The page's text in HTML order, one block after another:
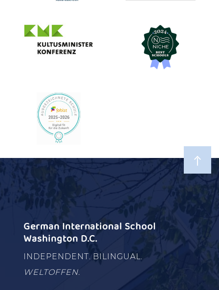
German International School
Washington D.C.
INDEPENDENT. BILINGUAL.
WELTOFFEN.